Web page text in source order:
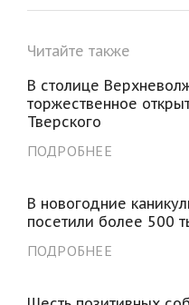
Читайте также
В столице
торжественное
Тверского
ПОДРОБНЕЕ
В новогодние
посетили более 500
ПОДРОБНЕЕ